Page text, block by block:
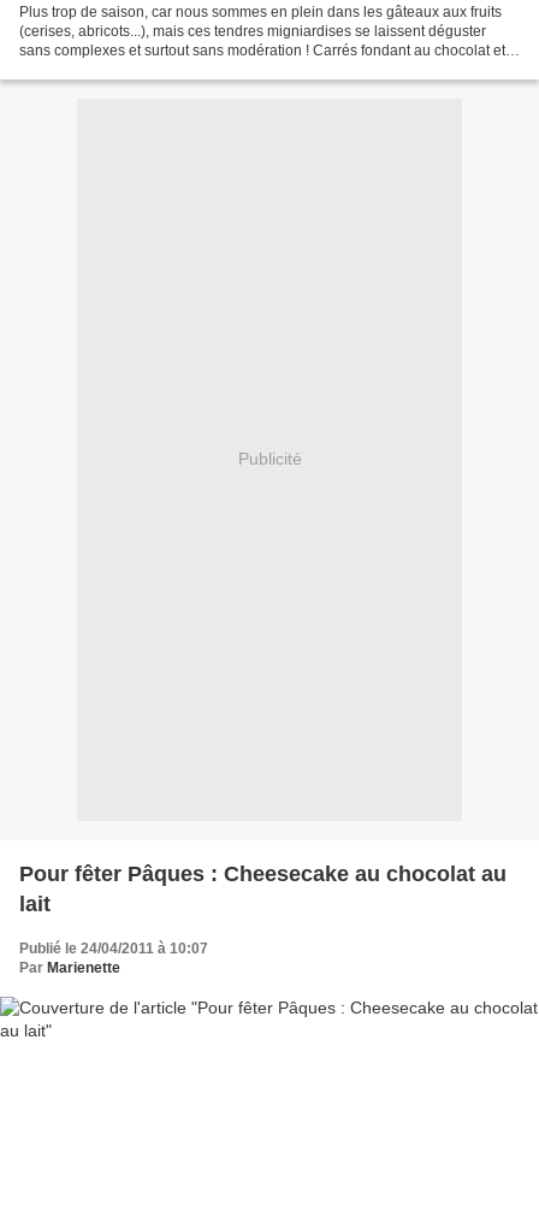
Plus trop de saison, car nous sommes en plein dans les gâteaux aux fruits
(cerises, abricots...), mais ces tendres migniardises se laissent déguster
sans complexes et surtout sans modération ! Carrés fondant au chocolat et
Publicité
Pour fêter Pâques : Cheesecake au chocolat au
lait
Publié le 24/04/2011 à 10:07
Par Marienette